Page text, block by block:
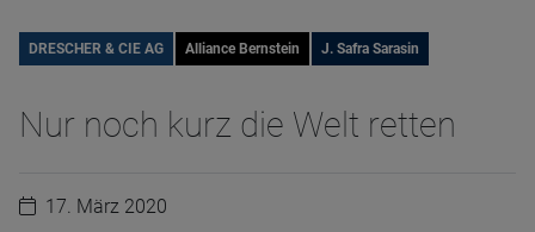
DRESCHER & CIE AG Alliance Bernstein J. Safra Sarasin
Nur noch kurz die Welt retten
17. März 2020